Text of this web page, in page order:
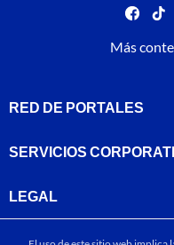
Más
RED DE PORTALES
SERVICIOS
LEGAL